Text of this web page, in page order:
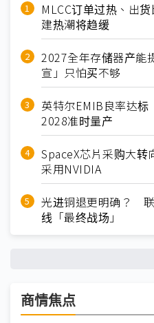
MLCC订单过热、出
建热潮将趋缓
2027全年存储器产
宣」只怕买不够
英特尔EMIB良率达
2028准时量产
SpaceX芯片采购大
采用NVIDIA
光进铜退更明确？
线「最终战场」
商情焦点